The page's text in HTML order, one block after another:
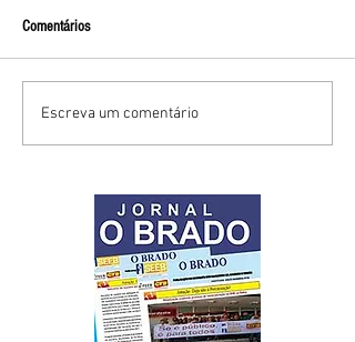
Comentários
Escreva um comentário